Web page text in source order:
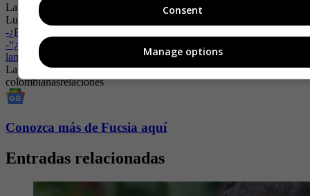
Laura Tobón reveló la realidad de alistarse ahora que tiene a su hijo
Lucca
| Foto:
-¿Por qué Laura Acuña no estará en ‘La Voz Kids’?
-“¿Qué pasó con esos semestres en la Javeriana?”: Yina Calderón
lanza dura crítica contra Laura Tobón
Laura TobónMatrimonioAnillo de compromisoparejafamosas
colombianasrelaciones
Conozca más de Fucsia aquí
Entradas relacionadas
Consent
Manage options